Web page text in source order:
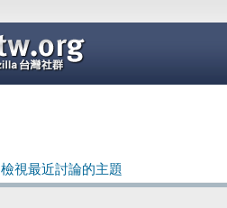
檢視最近討論的主題